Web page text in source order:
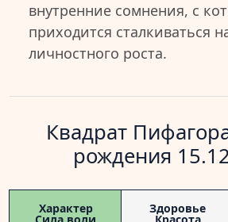
внутренние сомнения, с
приходится сталкиваться
личностного роста.
Квадрат
рождения
Характер
Сила воли
Здоровье
Красота